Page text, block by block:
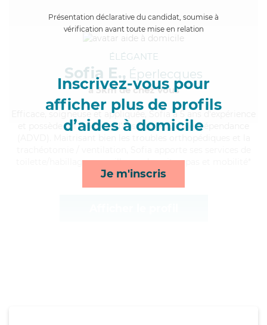
Présentation déclarative du candidat, soumise à
vérification avant toute mise en relation
Inscrivez-vous pour
afficher plus de profils
d’aides à domicile
Je m'inscris
ÉLÉGANTE
Sofia E., Éperlecques
à 5km de chez Vous
, soigneuse et appliquée, Sofia a 5 ans d'expérience
et possède un diplôme d'Assistante De Vie Dépendance
toilette/habillage, surveillance de nuit, repas et mobilité*